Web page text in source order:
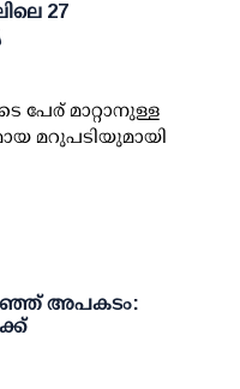
27
മാറ്റാനുള്ള
മറുപടിയുമായി
അപകടം: